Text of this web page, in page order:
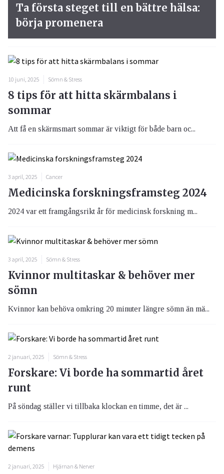
Ta första steget till en bättre hälsa:
börja promenera
10 juni, 2025 Sömn & Stress
8 tips för att hitta skärmbalans i
sommar
Att få en skärmsmart sommar är viktigt för både barn oc...
3 april, 2025 Cancer
Medicinska forskningsframsteg 2024
2024 var ett framgångsrikt år för medicinsk forskning m...
3 april, 2025 Sömn & Stress
Kvinnor multitaskar & behöver mer
sömn
Kvinnor kan behöva omkring 20 minuter längre sömn än mä...
2 januari, 2025 Sömn & Stress
Forskare: Vi borde ha sommartid året
runt
På söndag ställer vi tillbaka klockan en timme, det är ...
2 januari, 2025 Hjärnan & Nerver